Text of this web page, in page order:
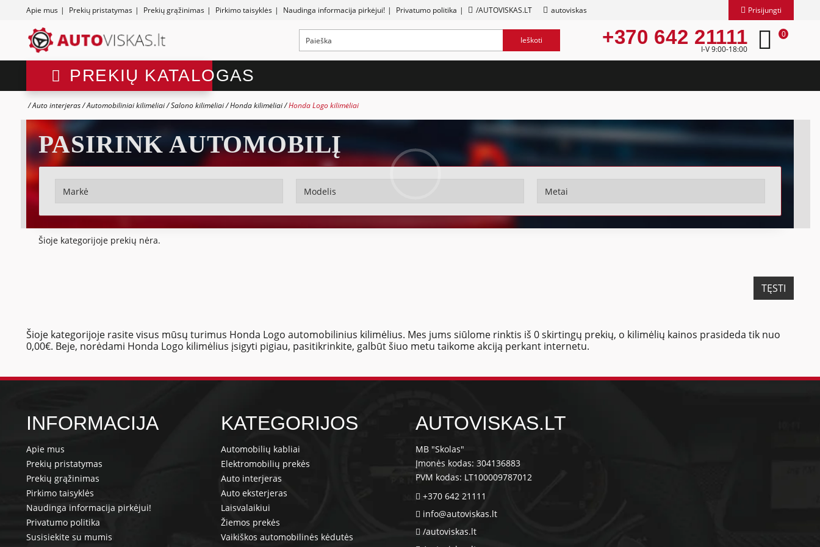
Apie mus | Prekių pristatymas | Prekių grąžinimas | Pirkimo taisyklės | Naudinga informacija pirkėjui! | Privatumo politika | /AUTOVISKAS.LT autoviskas Prisijungti
Ieškoti +370 642 21111
I-V 9:00-18:00
0
PREKIŲ KATALOGAS
Auto interjeras Automobiliniai kilimėliai Salono kilimėliai Honda kilimėliai Honda Logo kilimėliai
PASIRINK AUTOMOBILĮ
Šioje kategorijoje prekių nėra.
TĘSTI
Šioje kategorijoje rasite visus mūsų turimus Honda Logo automobilinius kilimėlius. Mes jums siūlome rinktis iš 0 skirtingų prekių, o kilimėlių kainos prasideda tik nuo
0,00€. Beje, norėdami Honda Logo kilimėlius įsigyti pigiau, pasitikrinkite, galbūt šiuo metu taikome akciją perkant internetu.
INFORMACIJA
Apie mus
Prekių pristatymas
Prekių grąžinimas
Pirkimo taisyklės
Naudinga informacija pirkėjui!
Privatumo politika
Susisiekite su mumis
KATEGORIJOS
Automobilių kabliai
Elektromobilių prekės
Auto interjeras
Auto eksterjeras
Laisvalaikiui
Žiemos prekės
Vaikiškos automobilinės kėdutės
AUTOVISKAS.LT
MB "Skolas"
Įmonės kodas: 304136883
PVM kodas: LT100009787012
+370 642 21111
info@autoviskas.lt
/autoviskas.lt